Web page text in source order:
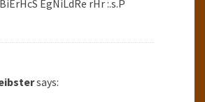
EgNiLdRe rHr :.s.P
says: